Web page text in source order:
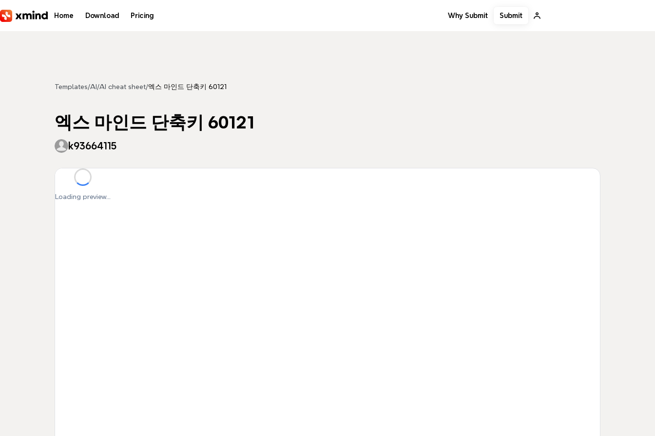
Home Download Pricing Why Submit Submit
Templates/AI /AI cheat sheet/엑스 마인드 단축키 60121
엑스 마인드 단축키 60121
k93664115
Loading preview...